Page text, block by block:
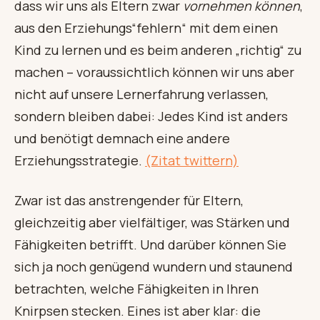
dass wir uns als Eltern zwar vornehmen können,
aus den Erziehungs“fehlern“ mit dem einen
Kind zu lernen und es beim anderen „richtig“ zu
machen – voraussichtlich können wir uns aber
nicht auf unsere Lernerfahrung verlassen,
sondern bleiben dabei: Jedes Kind ist anders
und benötigt demnach eine andere
Erziehungsstrategie. (Zitat twittern)
Zwar ist das anstrengender für Eltern,
gleichzeitig aber vielfältiger, was Stärken und
Fähigkeiten betrifft. Und darüber können Sie
sich ja noch genügend wundern und staunend
betrachten, welche Fähigkeiten in Ihren
Knirpsen stecken. Eines ist aber klar: die